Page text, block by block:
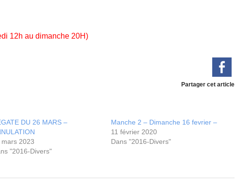
12h au dimanche 20H)
Partager cet article
DU 26 MARS –
mars 2023
"2016-Divers"
Manche 2 – Dimanche 16 fevrier –
11 février 2020
Dans "2016-Divers"